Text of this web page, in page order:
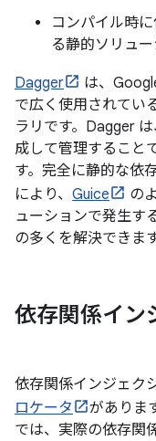
コンパイル時
る静的ソリュー
Dagger
は、
で広く使用されてい
ラリです。Dagger
成して管理すること
す。完全に静的な依
により、 Guice
の
ューションで発生す
の多くを解決できます
依存関係イン
依存関係インジェク
ロケータ
がありま
では、実際の依存関